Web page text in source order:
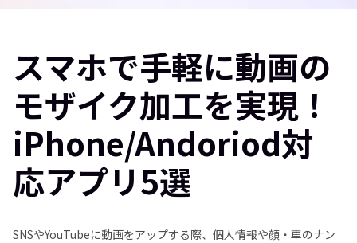
スマホで手軽に動画の
モザイク加工を実現！
iPhone/Andoriod対
応アプリ5選
SNSやYouTubeに動画をアップする際、個人情報や顔・車のナン